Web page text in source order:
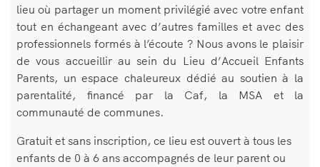
lieu où partager un moment privilégié avec votre enfant
tout en échangeant avec d’autres familles et avec des
professionnels formés à l’écoute ? Nous avons le plaisir
de vous accueillir au sein du Lieu d’Accueil Enfants
Parents, un espace chaleureux dédié au soutien à la
parentalité, financé par la Caf, la MSA et la
communauté de communes.
Gratuit et sans inscription, ce lieu est ouvert à tous les
enfants de 0 à 6 ans accompagnés de leur parent ou